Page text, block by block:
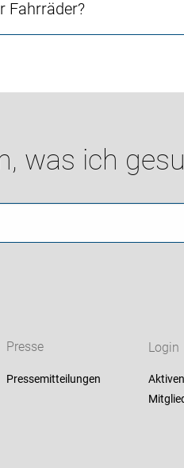
Fahrräder?
was ich
Presse
Pressemitteilungen
Login